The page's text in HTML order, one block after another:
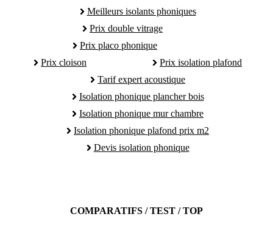
Meilleurs isolants phoniques
Prix double vitrage
Prix placo phonique
Prix cloison
Prix isolation plafond
Tarif expert acoustique
Isolation phonique plancher bois
Isolation phonique mur chambre
Isolation phonique plafond prix m2
Devis isolation phonique
COMPARATIFS / TEST / TOP